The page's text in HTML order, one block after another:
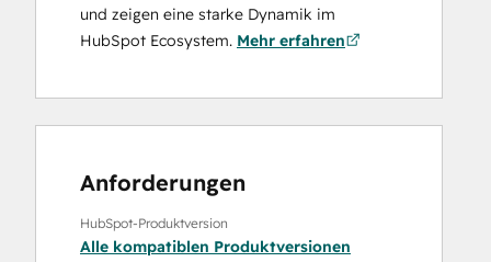
und zeigen eine starke Dynamik im
HubSpot Ecosystem. Mehr erfahren
Anforderungen
HubSpot-Produktversion
Alle kompatiblen Produktversionen